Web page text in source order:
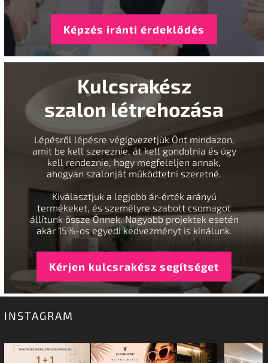
Képzés iránti érdeklődés
Kulcsrakész
szalon létrehozása
Lépésről lépésre végigvezetjük Önt mindazon,
amit be kell szereznie, át kell gondolnia és úgy
kell rendeznie, hogy megfeleljen annak,
ahogyan szalonját működtetni szeretné.
Kiválasztjuk a legjobb ár-érték arányú
termékeket, és személyre szabott csomagot
állítunk össze Önnek. Nagyobb projektek esetén
akár 15%-os egyedi kedvezményt is kínálunk.
Kérjen kulcsrakész segítséget
INSTAGRAM